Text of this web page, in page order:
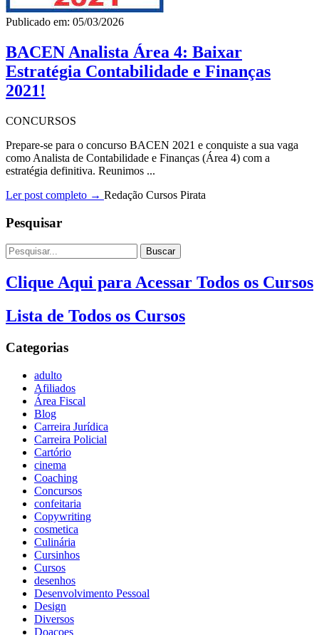
Publicado em: 05/03/2026
BACEN Analista Área 4: Baixar
Estratégia Contabilidade e Finanças
2021!
CONCURSOS
Prepare-se para o concurso BACEN 2021 e conquiste a sua vaga
como Analista de Contabilidade e Finanças (Área 4) com a
estratégia definitiva. Reunimos ...
Ler post completo → Redação Cursos Pirata
Pesquisar
Buscar
Clique Aqui para Acessar Todos os Cursos
Lista de Todos os Cursos
Categorias
adulto
Afiliados
Área Fiscal
Blog
Carreira Jurídica
Carreira Policial
Cartório
cinema
Coaching
Concursos
confeitaria
Copywriting
cosmetica
Culinária
Cursinhos
Cursos
desenhos
Desenvolvimento Pessoal
Design
Diversos
Doaçoes